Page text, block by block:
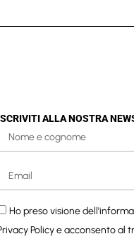
ALLA NOSTRA
Ho preso visione
Policye acconsento al